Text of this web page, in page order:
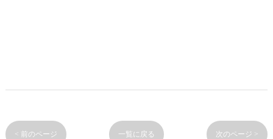
< 前のページ 一覧に戻る 次のページ >